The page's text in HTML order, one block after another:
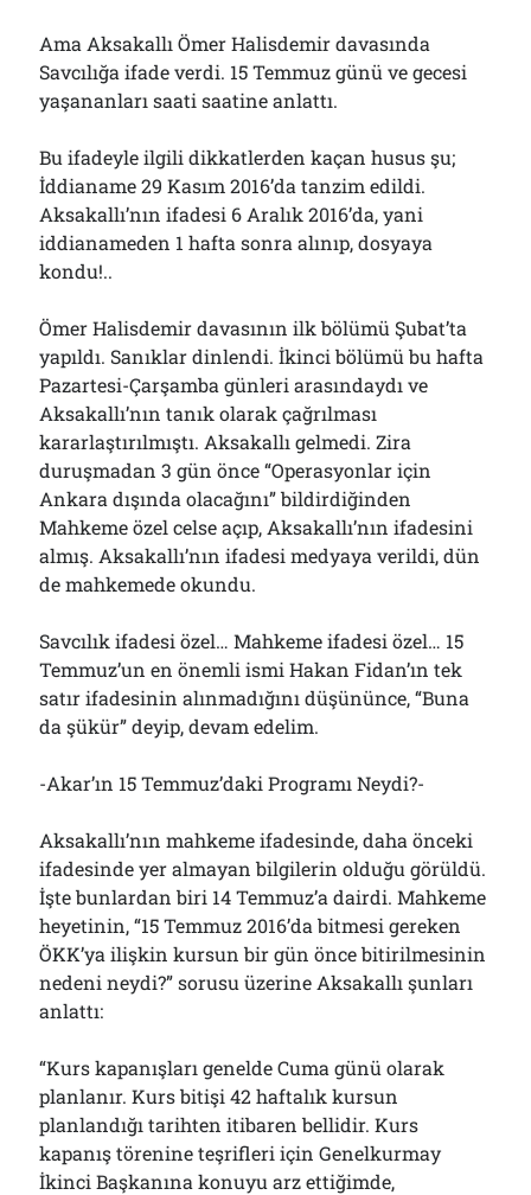
Ama Aksakallı Ömer Halisdemir davasında
Savcılığa ifade verdi. 15 Temmuz günü ve gecesi
yaşananları saati saatine anlattı.
Bu ifadeyle ilgili dikkatlerden kaçan husus şu;
İddianame 29 Kasım 2016’da tanzim edildi.
Aksakallı’nın ifadesi 6 Aralık 2016’da, yani
iddianameden 1 hafta sonra alınıp, dosyaya
kondu!..
Ömer Halisdemir davasının ilk bölümü Şubat’ta
yapıldı. Sanıklar dinlendi. İkinci bölümü bu hafta
Pazartesi-Çarşamba günleri arasındaydı ve
Aksakallı’nın tanık olarak çağrılması
kararlaştırılmıştı. Aksakallı gelmedi. Zira
duruşmadan 3 gün önce “Operasyonlar için
Ankara dışında olacağını” bildirdiğinden
Mahkeme özel celse açıp, Aksakallı’nın ifadesini
almış. Aksakallı’nın ifadesi medyaya verildi, dün
de mahkemede okundu.
Savcılık ifadesi özel… Mahkeme ifadesi özel… 15
Temmuz’un en önemli ismi Hakan Fidan’ın tek
satır ifadesinin alınmadığını düşününce, “Buna
da şükür” deyip, devam edelim.
-Akar’ın 15 Temmuz’daki Programı Neydi?-
Aksakallı’nın mahkeme ifadesinde, daha önceki
ifadesinde yer almayan bilgilerin olduğu görüldü.
İşte bunlardan biri 14 Temmuz’a dairdi. Mahkeme
heyetinin, “15 Temmuz 2016’da bitmesi gereken
ÖKK’ya ilişkin kursun bir gün önce bitirilmesinin
nedeni neydi?” sorusu üzerine Aksakallı şunları
anlattı:
“Kurs kapanışları genelde Cuma günü olarak
planlanır. Kurs bitişi 42 haftalık kursun
planlandığı tarihten itibaren bellidir. Kurs
kapanış törenine teşrifleri için Genelkurmay
İkinci Başkanına konuyu arz ettiğimde,